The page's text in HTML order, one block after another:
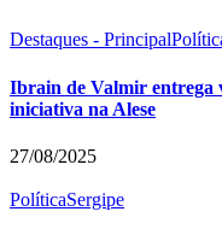
Destaques - Principal
Ibrain de Valmir entrega
iniciativa na Alese
27/08/2025
PolíticaSergipe